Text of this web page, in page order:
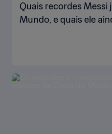
Quais recordes Messi
Mundo, e quais ele